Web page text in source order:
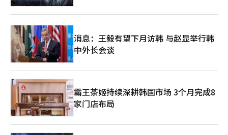
消息：王毅有望下月访韩 与赵显举行韩
中外长会谈
霸王茶姬持续深耕韩国市场 3个月完成8
家门店布局